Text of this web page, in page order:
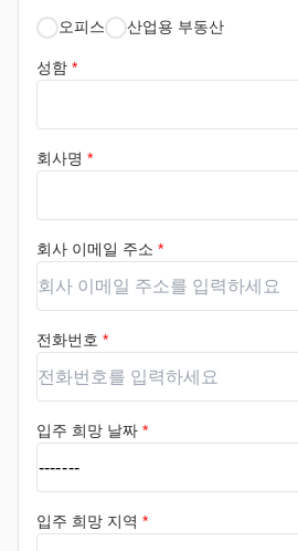
오피스 산업용 부동산
성함 *
회사명 *
회사 이메일 주소 *
전화번호 *
입주 희망 날짜 *
입주 희망 지역 *